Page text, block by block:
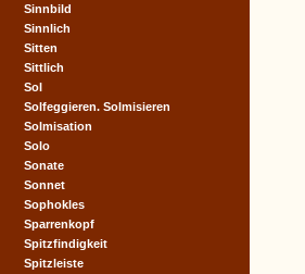
Sinnbild
Sinnlich
Sitten
Sittlich
Sol
Solfeggieren. Solmisieren
Solmisation
Solo
Sonate
Sonnet
Sophokles
Sparrenkopf
Spitzfindigkeit
Spitzleiste